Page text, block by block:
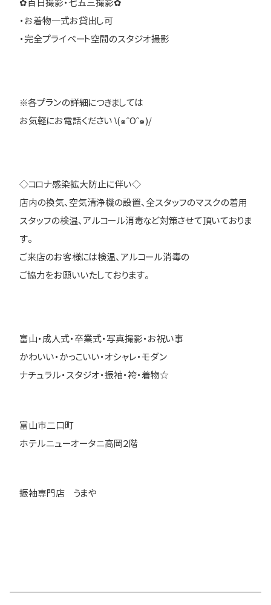
✿百日撮影・七五三撮影✿
・お着物一式お貸出し可
・完全プライベート空間のスタジオ撮影
※各プランの詳細につきましては
お気軽にお電話ください \(๑ˆOˆ๑)/
◇コロナ感染拡大防止に伴い◇
店内の換気、空気清浄機の設置、全スタッフのマスクの着用
スタッフの検温、アルコール消毒など対策させて頂いておりま
す。
ご来店のお客様には検温、アルコール消毒の
ご協力をお願いいたしております。
富山・成人式・卒業式・写真撮影・お祝い事
かわいい・かっこいい・オシャレ・モダン
ナチュラル・スタジオ・振袖・袴・着物☆
富山市二口町
ホテルニューオータニ高岡２階
振袖専門店 うまや